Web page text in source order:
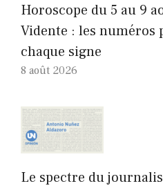
Horoscope du 5 au 9
Vidente : les
chaque signe
8 août 2026
Le spectre du